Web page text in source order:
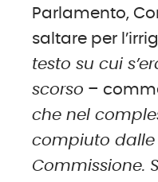
Parlamento,
saltare per
testo su cui
scorso –
che nel
compiuto
Commissione.